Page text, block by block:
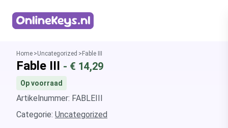
Home Uncategorized Fable III
Fable III - € 14,29
Op voorraad
Artikelnummer: FABLEIII
Categorie: Uncategorized